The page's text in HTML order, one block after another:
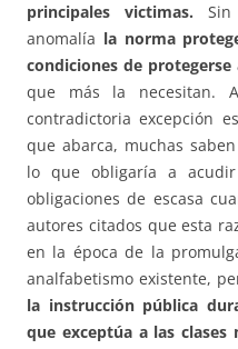
principales victimas. Sin
anomalía la norma
condiciones de protegerse
que más la necesitan.
contradictoria excepción
que abarca, muchas
lo que obligaría a
obligaciones de escasa
autores citados que esta
en la época de la
analfabetismo existente,
la instrucción pública
que exceptúa a las